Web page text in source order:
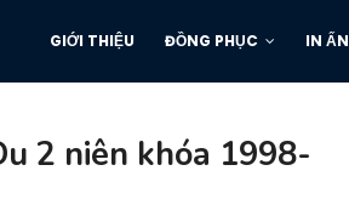
GIỚI THIỆU ĐỒNG PHỤC IN ẤN
2 niên khóa 1998-